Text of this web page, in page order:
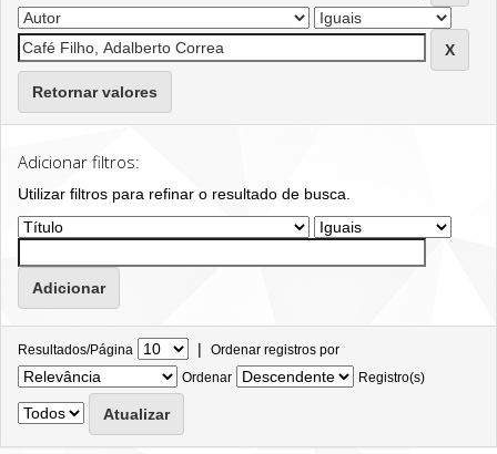
Retornar valores
Adicionar filtros:
Utilizar filtros para refinar o resultado de busca.
Resultados/Página | Ordenar registros por
Ordenar
Registro(s)